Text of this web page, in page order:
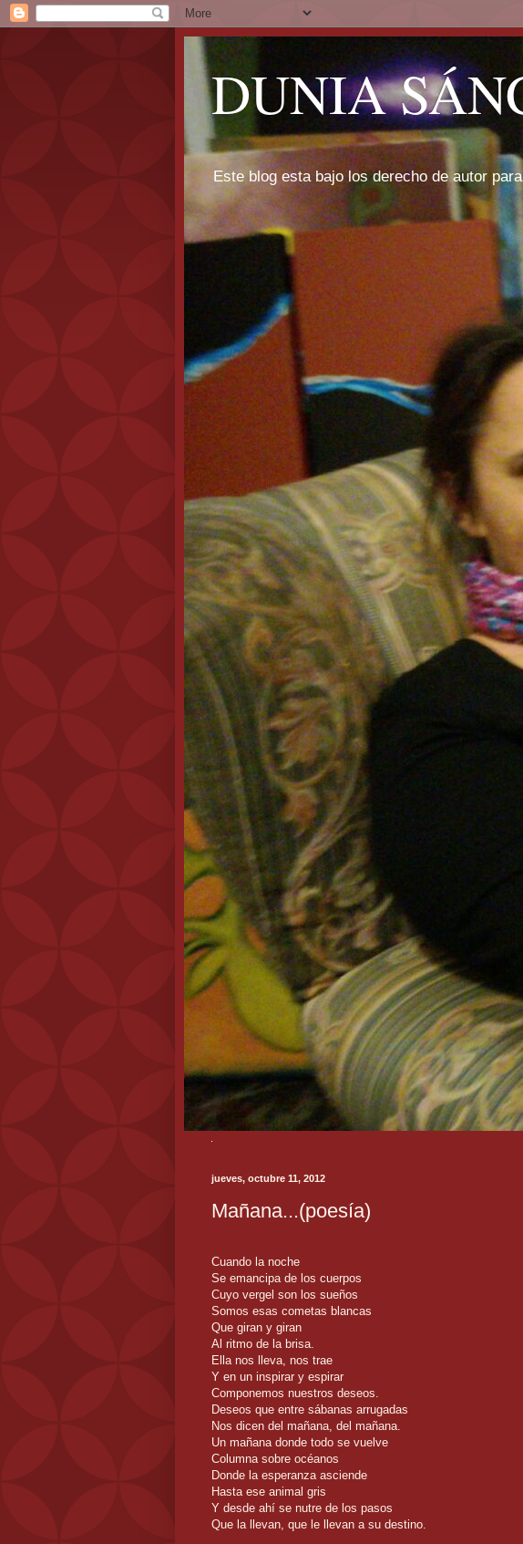
DUNIA
Este blog esta bajo los derecho de autor
jueves, octubre 11, 2012
Mañana...(poesía)
Cuando la noche
Se emancipa de los cuerpos
Cuyo vergel son los sueños
Somos esas cometas blancas
Que giran y giran
Al ritmo de la brisa.
Ella nos lleva, nos trae
Y en un inspirar y espirar
Componemos nuestros deseos.
Deseos que entre sábanas arrugadas
Nos dicen del mañana, del mañana.
Un mañana donde todo se vuelve
Columna sobre océanos
Donde la esperanza asciende
Hasta ese animal gris
Y desde ahí se nutre de los pasos
Que la llevan, que le llevan a su destino.